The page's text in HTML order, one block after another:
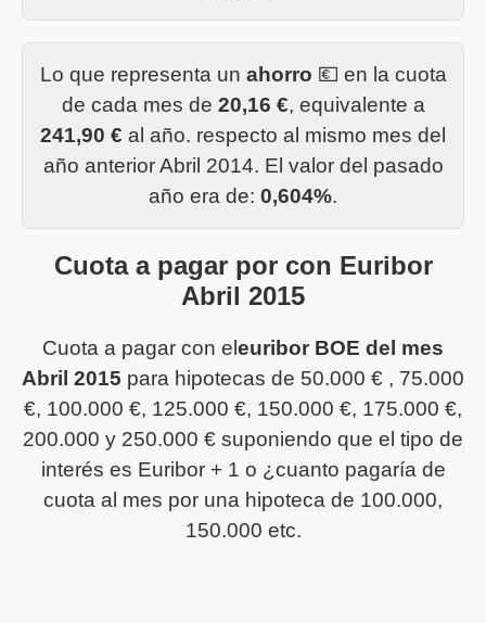
Lo que representa un ahorro 💶 en la cuota
de cada mes de 20,16 €, equivalente a
241,90 € al año. respecto al mismo mes del
año anterior Abril 2014. El valor del pasado
año era de: 0,604%.
Cuota a pagar por con Euribor
Abril 2015
Cuota a pagar con eleuribor BOE del mes
Abril 2015 para hipotecas de 50.000 € , 75.000
€, 100.000 €, 125.000 €, 150.000 €, 175.000 €,
200.000 y 250.000 € suponiendo que el tipo de
interés es Euribor + 1 o ¿cuanto pagaría de
cuota al mes por una hipoteca de 100.000,
150.000 etc.